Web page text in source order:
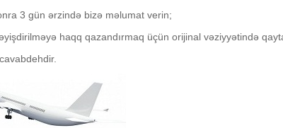
3 gün ərzində bizə məlumat verin;
haqq qazandırmaq üçün orijinal vəziyyətində